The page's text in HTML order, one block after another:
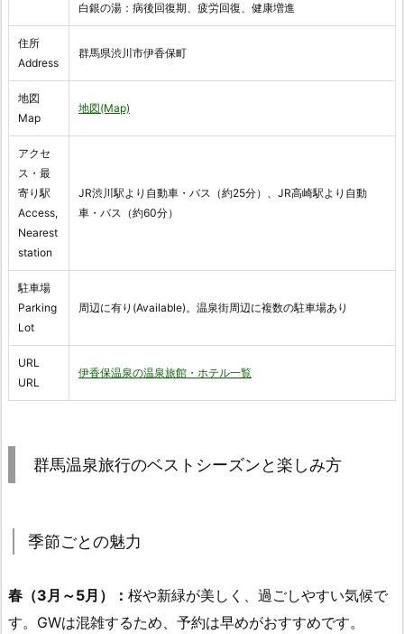
白銀の湯：病後回復期、疲労回復、健康増進
住所
Address
群馬県渋川市伊香保町
地図
Map
地図(Map)
アクセ
ス・最
寄り駅
Access,
Nearest
station
JR渋川駅より自動車・バス（約25分）、JR高崎駅より自動
車・バス（約60分）
駐車場
Parking
Lot
周辺に有り(Available)。温泉街周辺に複数の駐車場あり
URL
URL
伊香保温泉の温泉旅館・ホテル一覧
群馬温泉旅行のベストシーズンと楽しみ方
季節ごとの魅力
春（3月～5月）： 桜や新緑が美しく、過ごしやすい気候で
す。GWは混雑するため、予約は早めがおすすめです。